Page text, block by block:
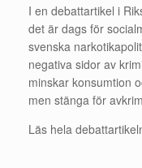
I en debattartikel i
det är dags för
svenska
negativa sidor av
minskar konsumtion
men stänga för
Läs hela